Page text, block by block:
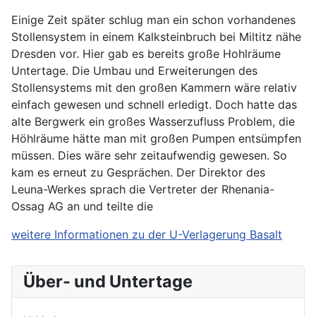
Einige Zeit später schlug man ein schon vorhandenes
Stollensystem in einem Kalksteinbruch bei Miltitz nähe
Dresden vor. Hier gab es bereits große Hohlräume
Untertage. Die Umbau und Erweiterungen des
Stollensystems mit den großen Kammern wäre relativ
einfach gewesen und schnell erledigt. Doch hatte das
alte Bergwerk ein großes Wasserzufluss Problem, die
Höhlräume hätte man mit großen Pumpen entsümpfen
müssen. Dies wäre sehr zeitaufwendig gewesen. So
kam es erneut zu Gesprächen. Der Direktor des
Leuna-Werkes sprach die Vertreter der Rhenania-
Ossag AG an und teilte die
weitere Informationen zu der U-Verlagerung Basalt
Über- und Untertage